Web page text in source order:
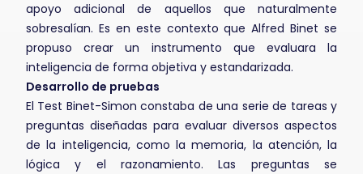
apoyo adicional de aquellos que naturalmente
sobresalían. Es en este contexto que Alfred Binet se
propuso crear un instrumento que evaluara la
inteligencia de forma objetiva y estandarizada.
Desarrollo de pruebas
El Test Binet-Simon constaba de una serie de tareas y
preguntas diseñadas para evaluar diversos aspectos
de la inteligencia, como la memoria, la atención, la
lógica y el razonamiento. Las preguntas se